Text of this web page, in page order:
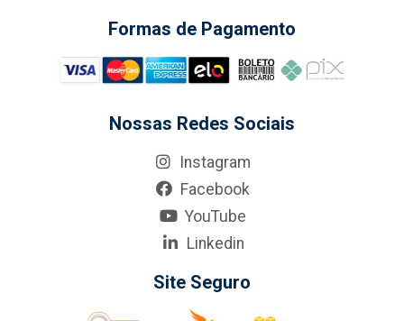
Formas de Pagamento
Nossas Redes Sociais
Instagram
Facebook
YouTube
Linkedin
Site Seguro